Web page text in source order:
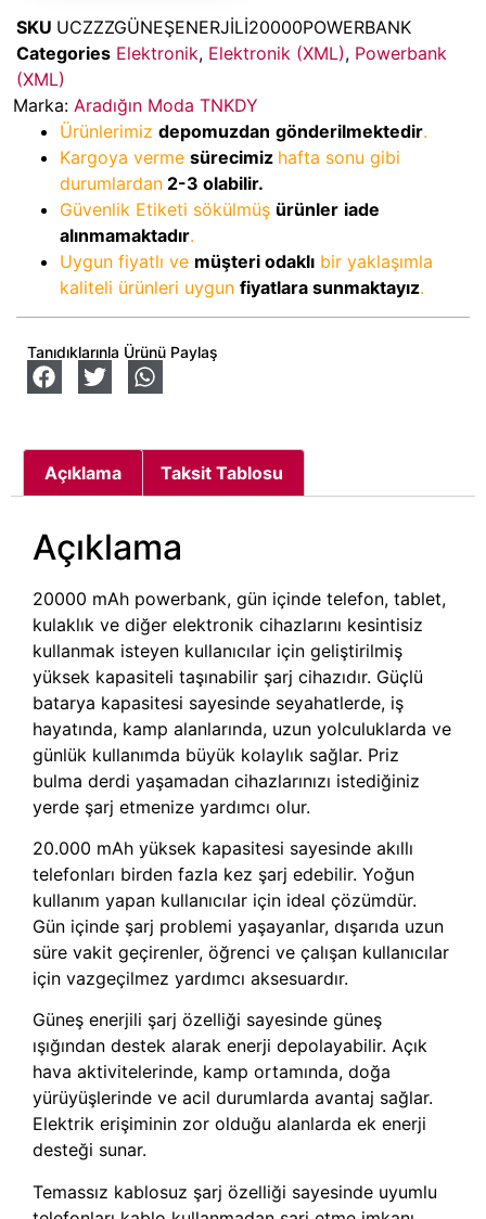
SKU UCZZZGÜNEŞENERJİLİ20000POWERBANK
Categories Elektronik, Elektronik (XML), Powerbank
(XML)
Marka: Aradığın Moda TNKDY
Ürünlerimiz depomuzdan gönderilmektedir.
Kargoya verme sürecimiz hafta sonu gibi
durumlardan 2-3 olabilir.
Güvenlik Etiketi sökülmüş ürünler iade
alınmamaktadır.
Uygun fiyatlı ve müşteri odaklı bir yaklaşımla
kaliteli ürünleri uygun fiyatlara sunmaktayız.
Tanıdıklarınla Ürünü Paylaş
Açıklama Taksit Tablosu
Açıklama
20000 mAh powerbank, gün içinde telefon, tablet,
kulaklık ve diğer elektronik cihazlarını kesintisiz
kullanmak isteyen kullanıcılar için geliştirilmiş
yüksek kapasiteli taşınabilir şarj cihazıdır. Güçlü
batarya kapasitesi sayesinde seyahatlerde, iş
hayatında, kamp alanlarında, uzun yolculuklarda ve
günlük kullanımda büyük kolaylık sağlar. Priz
bulma derdi yaşamadan cihazlarınızı istediğiniz
yerde şarj etmenize yardımcı olur.
20.000 mAh yüksek kapasitesi sayesinde akıllı
telefonları birden fazla kez şarj edebilir. Yoğun
kullanım yapan kullanıcılar için ideal çözümdür.
Gün içinde şarj problemi yaşayanlar, dışarıda uzun
süre vakit geçirenler, öğrenci ve çalışan kullanıcılar
için vazgeçilmez yardımcı aksesuardır.
Güneş enerjili şarj özelliği sayesinde güneş
ışığından destek alarak enerji depolayabilir. Açık
hava aktivitelerinde, kamp ortamında, doğa
yürüyüşlerinde ve acil durumlarda avantaj sağlar.
Elektrik erişiminin zor olduğu alanlarda ek enerji
desteği sunar.
Temassız kablosuz şarj özelliği sayesinde uyumlu